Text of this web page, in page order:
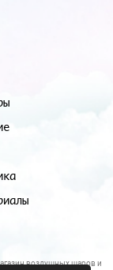
воздушных шаров и